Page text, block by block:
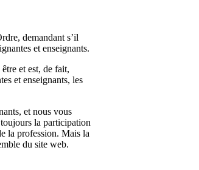
demandant s’il
et enseignants.
et est, de fait,
et enseignants, les
et nous vous
la participation
la profession. Mais la
du site web.